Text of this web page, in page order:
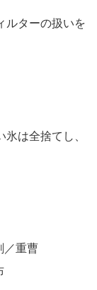
ルターの扱いを
は全捨てし、
／重曹